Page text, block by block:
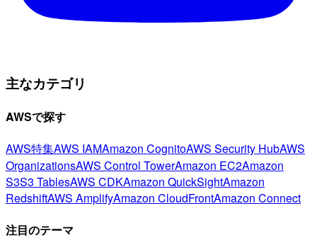
主なカテゴリ
AWSで探す
AWS特集AWS IAMAmazon CognitoAWS Security HubAWS
OrganizationsAWS Control TowerAmazon EC2Amazon
S3S3 TablesAWS CDKAmazon QuickSightAmazon
RedshiftAWS AmplifyAmazon CloudFrontAmazon Connect
注目のテーマ